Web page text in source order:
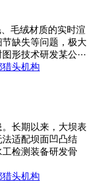
毛绒材质的实时渲
缺失等问题，极大
形技术研发某公···
猎头机构
长期以来，大坝表
适配坝面凹凸结
检测装备研发骨
猎头机构